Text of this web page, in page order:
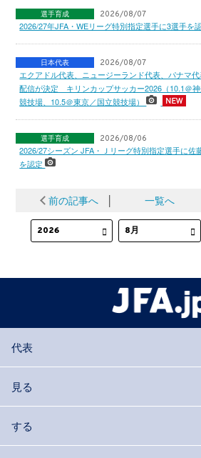
選手育成 2026/08/07
2026/27年JFA・WEリーグ特別指定選手に3選手を
日本代表 2026/08/07
エクアドル代表、ニュージーランド代表、パナマ
配信が決定 キリンカップサッカー2026（10.1＠
競技場、10.5＠東京／国立競技場）
選手育成 2026/08/06
2026/27シーズン JFA・Ｊリーグ特別指定選手に佐
を認定
前の記事へ │ 一覧へ
代表
見る
する